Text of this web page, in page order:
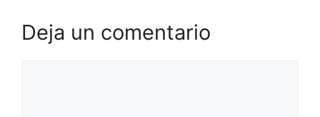
Deja un comentario